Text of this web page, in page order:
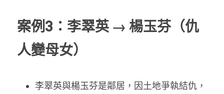
案例3：李翠英 → 楊玉芬（仇
人變母女）
李翠英與楊玉芬是鄰居，因土地爭執結仇，